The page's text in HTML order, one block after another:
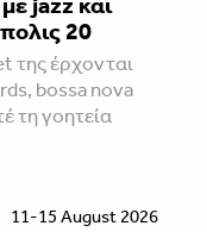
20
της έρχονται
bossa nova
τη γοητεία
11-15 August 2026